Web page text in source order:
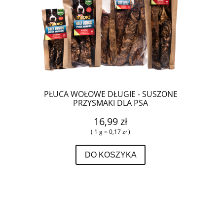
PŁUCA WOŁOWE DŁUGIE - SUSZONE
PRZYSMAKI DLA PSA
16,99 zł
( 1 g = 0,17 zł )
DO KOSZYKA